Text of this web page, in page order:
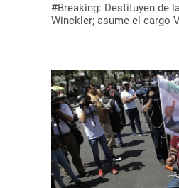
#Breaking: Destituyen de
Winckler; asume el cargo